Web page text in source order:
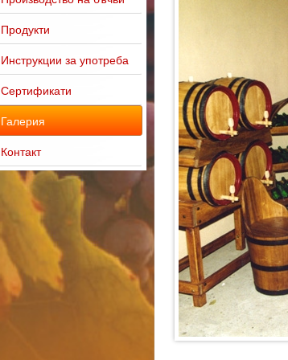
Продукти
Инструкции за употреба
Сертификати
Галерия
Контакт